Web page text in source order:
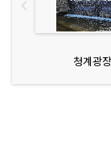
청계광